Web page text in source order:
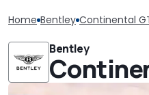
Home Bentley Continental
Bentley